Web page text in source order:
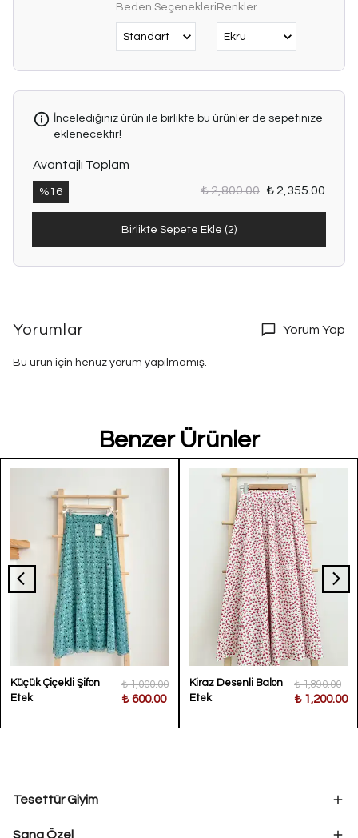
Beden SeçenekleriRenkler
İncelediğiniz ürün ile birlikte bu ürünler de sepetinize
eklenecektir!
Avantajlı Toplam
% 16 ₺ 2,800.00 ₺ 2,355.00
Birlikte Sepete Ekle (2)
Yorumlar Yorum Yap
Bu ürün için henüz yorum yapılmamış.
Benzer Ürünler
Küçük Çiçekli Şifon
Etek
₺ 1,000.00
₺ 600.00
Kiraz Desenli Balon
Etek
₺ 1,890.00
₺ 1,200.00
Tesettür Giyim
Sana Özel